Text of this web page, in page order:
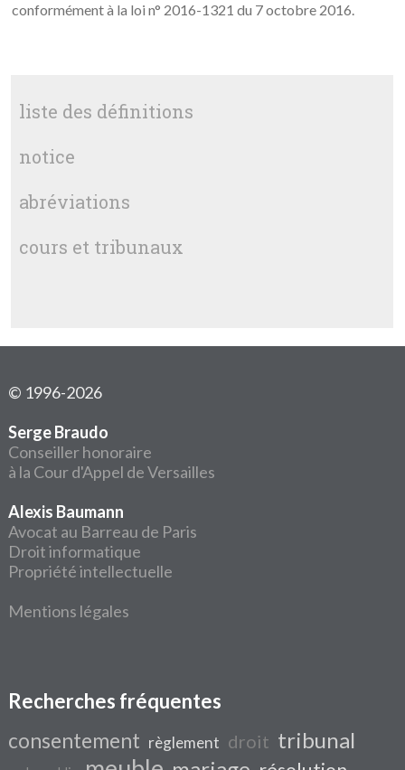
conformément à la loi n° 2016-1321 du 7 octobre 2016.
liste des définitions
notice
abréviations
cours et tribunaux
© 1996-2026
Serge Braudo
Conseiller honoraire
à la Cour d'Appel de Versailles
Alexis Baumann
Avocat au Barreau de Paris
Droit informatique
Propriété intellectuelle
Mentions légales
Recherches fréquentes
consentement règlement droit tribunal